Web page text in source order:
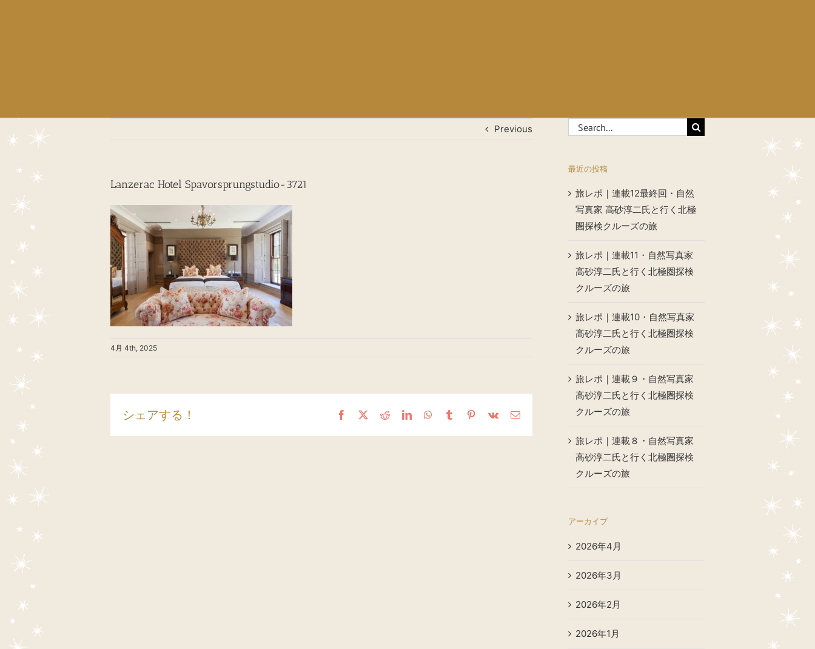
Previous
Lanzerac Hotel Spavorsprungstudio-3721
4月 4th, 2025
シェアする！ Facebook
X RedditLinkedInWhatsApp
TumblrPinterest
Vk Email
Search
for:
最近の投稿
旅レポ｜連載12最終回・自然
写真家 高砂淳二氏と行く北極
圏探検クルーズの旅
旅レポ｜連載11・自然写真家
高砂淳二氏と行く北極圏探検
クルーズの旅
旅レポ｜連載10・自然写真家
高砂淳二氏と行く北極圏探検
クルーズの旅
旅レポ｜連載９・自然写真家
高砂淳二氏と行く北極圏探検
クルーズの旅
旅レポ｜連載８・自然写真家
高砂淳二氏と行く北極圏探検
クルーズの旅
アーカイブ
2026年4月
2026年3月
2026年2月
2026年1月